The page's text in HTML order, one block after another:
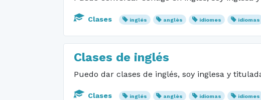
Clases inglés anglès idiomes idiomas
Clases de inglés
Puedo dar clases de inglés, soy inglesa y
Clases inglés anglès idiomas idiomes